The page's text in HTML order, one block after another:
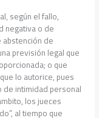
según el fallo,
negativa o de
de
previsión legal que
o que
lo autorice, pues
intimidad personal
los jueces
al tiempo que